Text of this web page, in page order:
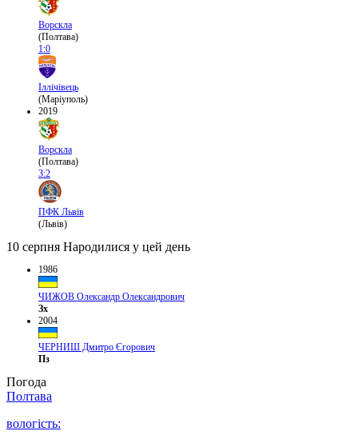
Ворскла
(Полтава)
1:0
Іллічівець
(Маріуполь)
2019
Ворскла
(Полтава)
3:2
ПФК Львів
(Львів)
10 серпня Народилися у цей день
1986
ЧИЖОВ Олександр Олександрович
Зх
2004
ЧЕРНИШ Дмитро Єгорович
Пз
Погода
Полтава
вологість: